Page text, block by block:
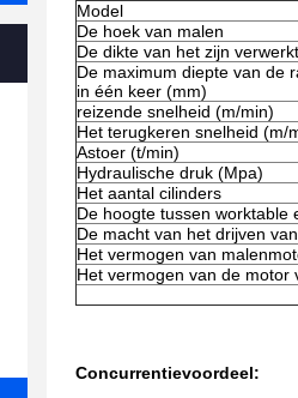
Model
De hoek van malen
De dikte van het zijn
De maximum diepte van de
in één keer (mm)
reizende snelheid (m/min)
Het terugkeren snelheid (m/
Astoer (t/min)
Hydraulische druk (Mpa)
Het aantal cilinders
De hoogte tussen worktable
De macht van het drijven
Het vermogen van
Het vermogen van de motor
Concurrentievoordeel: